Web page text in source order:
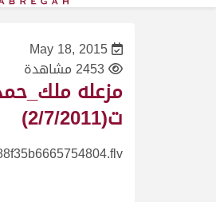
May 18, 2015
2453 مشاهدة
ت(2/7/2011)